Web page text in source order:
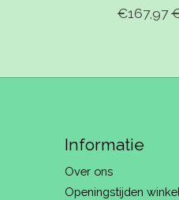
€167,97
Informatie
Over ons
Openingstijden winkel